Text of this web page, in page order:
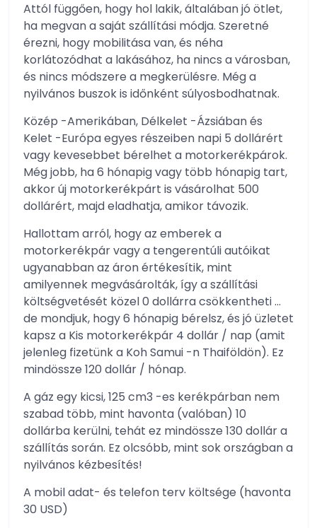
Attól függően, hogy hol lakik, általában jó ötlet,
ha megvan a saját szállítási módja. Szeretné
érezni, hogy mobilitása van, és néha
korlátozódhat a lakásához, ha nincs a városban,
és nincs módszere a megkerülésre. Még a
nyilvános buszok is időnként súlyosbodhatnak.
Közép -Amerikában, Délkelet -Ázsiában és
Kelet -Európa egyes részeiben napi 5 dollárért
vagy kevesebbet bérelhet a motorkerékpárok.
Még jobb, ha 6 hónapig vagy több hónapig tart,
akkor új motorkerékpárt is vásárolhat 500
dollárért, majd eladhatja, amikor távozik.
Hallottam arról, hogy az emberek a
motorkerékpár vagy a tengerentúli autóikat
ugyanabban az áron értékesítik, mint
amilyennek megvásárolták, így a szállítási
költségvetését közel 0 dollárra csökkentheti …
de mondjuk, hogy 6 hónapig bérelsz, és jó üzletet
kapsz a Kis motorkerékpár 4 dollár / nap (amit
jelenleg fizetünk a Koh Samui -n Thaiföldön). Ez
mindössze 120 dollár / hónap.
A gáz egy kicsi, 125 cm3 -es kerékpárban nem
szabad több, mint havonta (valóban) 10
dollárba kerülni, tehát ez mindössze 130 dollár a
szállítás során. Ez olcsóbb, mint sok országban a
nyilvános kézbesítés!
A mobil adat- és telefon terv költsége (havonta
30 USD)